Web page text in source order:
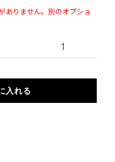
ありません。別のオプショ
入れる